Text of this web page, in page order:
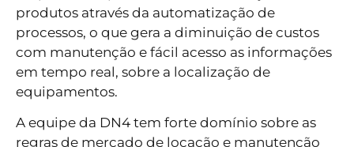
produtos através da automatização de
processos, o que gera a diminuição de custos
com manutenção e fácil acesso as informações
em tempo real, sobre a localização de
equipamentos.
A equipe da DN4 tem forte domínio sobre as
regras de mercado de locação e manutenção